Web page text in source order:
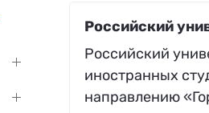
Российский
Российский
иностранных
направлению